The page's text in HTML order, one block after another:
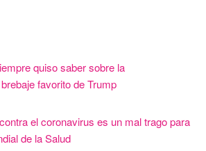
quiso saber sobre la
favorito de Trump
el coronavirus es un mal trago para
de la Salud